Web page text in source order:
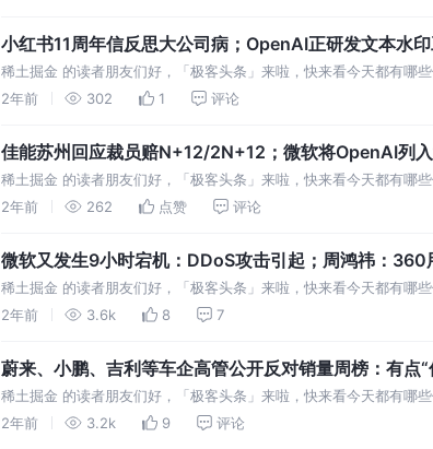
小红书11周年信反思大公司病；OpenAI正研发文本水
脑机芯片 | 极客头条
稀土掘金 的读者朋友们好，「极客头条」来啦，快来看今天都有哪
回应AEB开关设置：手动关闭仅在当前上电周期生效 周鸿祎回应将成
2年前 302 1 评论
佳能苏州回应裁员赔N+12/2N+12；微软将OpenAI列
恶性循环|极客头条
稀土掘金 的读者朋友们好，「极客头条」来啦，快来看今天都有哪
小红书等App试点网络身份证：认证后不再输入姓名、身份证号 消息
2年前 262 点赞 评论
微软又发生9小时宕机：DDoS攻击引起；周鸿祎：
极客头条
稀土掘金 的读者朋友们好，「极客头条」来啦，快来看今天都有哪
研发投入300亿：360用户是在为国家安全看广告！ 雷军称小米汽车
2年前 3.6k 8 7
蔚来、小鹏、吉利等车企高管公开反对销量周榜：有
语音模式| 极客头条
稀土掘金 的读者朋友们好，「极客头条」来啦，快来看今天都有哪
鹏、吉利等车企高管公开反对销量周榜：有点“低水平内卷”的意思 腾
2年前 3.2k 9 评论